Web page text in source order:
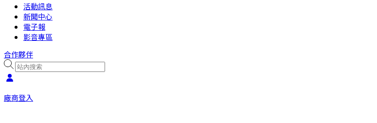
活動訊息
新聞中心
電子報
影音專區
合作夥伴
廠商登入